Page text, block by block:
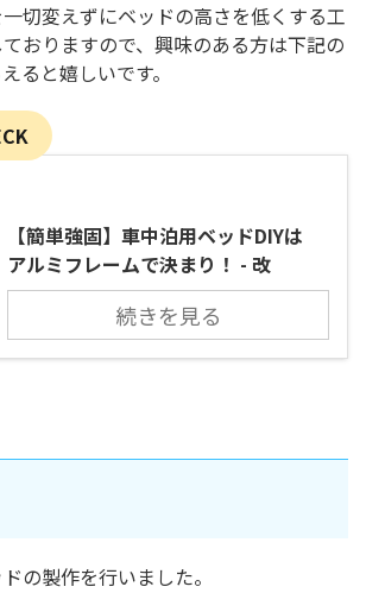
切変えずにベッドの高さを低くする工
おりますので、興味のある方は下記の
ると嬉しいです。
【簡単強固】車中泊用ベッドDIYは
アルミフレームで決まり！ - 改
続きを見る
の製作を行いました。